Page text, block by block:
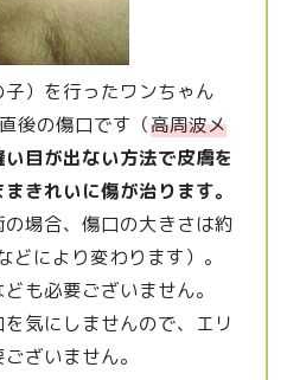
）を行ったワンちゃん
後の傷口です（高周波メ
目が出ない方法で皮膚を
きれいに傷が治ります。
の場合、傷口の大きさは約
により変わります）。
も必要ございません。
気にしませんので、エリ
ざいません。